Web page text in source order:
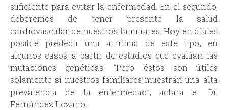
suficiente para evitar la enfermedad. En el segundo,
deberemos de tener presente la salud
cardiovascular de nuestros familiares. Hoy en día es
posible predecir una arritmia de este tipo, en
algunos casos, a partir de estudios que evalúan las
mutaciones genéticas. “Pero éstos son útiles
solamente si nuestros familiares muestran una alta
prevalencia de la enfermedad”, aclara el Dr.
Fernández Lozano.